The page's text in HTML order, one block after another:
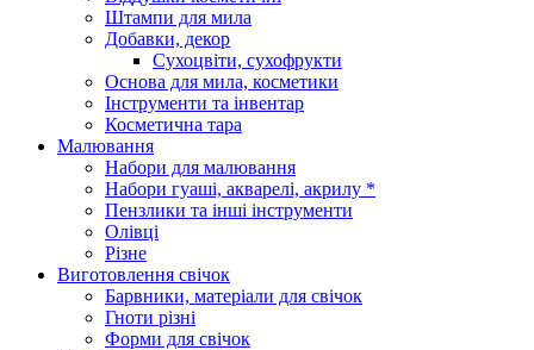
Штампи для мила
Добавки, декор
Сухоцвіти, сухофрукти
Основа для мила, косметики
Інструменти та інвентар
Косметична тара
Малювання
Набори для малювання
Набори гуаші, акварелі, акрилу *
Пензлики та інші інструменти
Олівці
Різне
Виготовлення свічок
Барвники, матеріали для свічок
Гноти різні
Форми для свічок